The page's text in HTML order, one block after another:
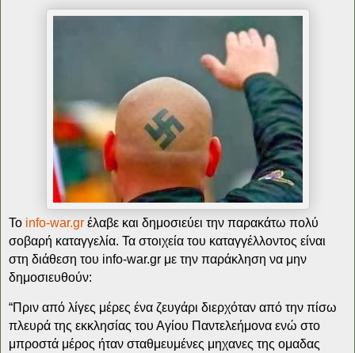
Το info-war.gr έλαβε και δημοσιεύει την παρακάτω πολύ
σοβαρή καταγγελία. Τα στοιχεία του καταγγέλλοντος είναι
στη διάθεση του info-war.gr με την παράκληση να μην
δημοσιευθούν:
“Πριν από λίγες μέρες ένα ζευγάρι διερχόταν από την πίσω
πλευρά της εκκλησίας του Αγίου Παντελεήμονα ενώ στο
μπροστά μέρος ήταν σταθμευμένες μηχανες της ομαδας